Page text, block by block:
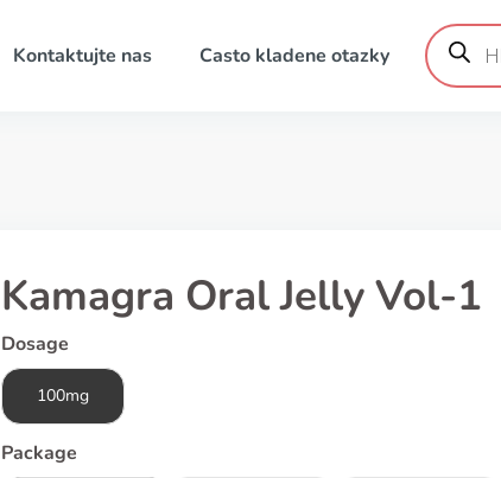
Kontaktujte nas Casto kladene otazky
Products
search
Kamagra Oral Jelly Vol-1
Dosage
100mg
Package